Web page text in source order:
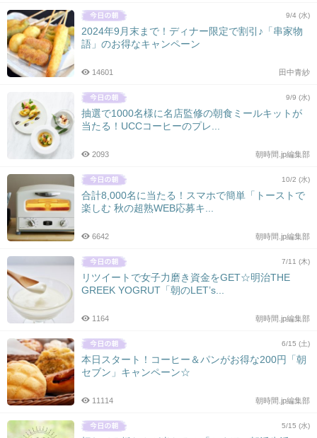
9/4 (水)
2024年9月末まで！ディナー限定で割引♪「串家物
語」のお得なキャンペーン
田中青紗
14601
9/9 (水)
抽選で1000名様に名店監修の朝食ミールキットが
当たる！UCCコーヒーのプレ...
朝時間.jp編集部
2093
10/2 (水)
合計8,000名に当たる！スマホで簡単「トーストで
楽しむ 秋の超熟WEB応募キ...
朝時間.jp編集部
6642
7/11 (木)
リツイートで女子力磨き資金をGET☆明治THE
GREEK YOGRUT「朝のLET’s...
朝時間.jp編集部
1164
6/15 (土)
本日スタート！コーヒー＆パンがお得な200円「朝
セブン」キャンペーン☆
朝時間.jp編集部
11114
5/15 (水)